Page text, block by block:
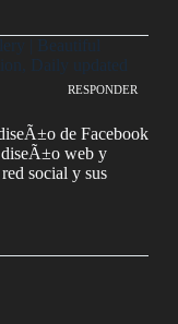
| Beautiful
Daily updated
RESPONDER
de Facebook
web y
social y sus